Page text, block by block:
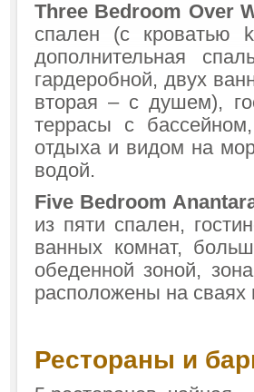
Three Bedroom Over
спален (с кроватью
дополнительная
гардеробной, двух
вторая – с душем),
террасы с
отдыха и видом на
водой.
Five Bedroom
из пяти спален,
ванных комнат,
обеденной зоной,
расположены на сваях
Рестораны и